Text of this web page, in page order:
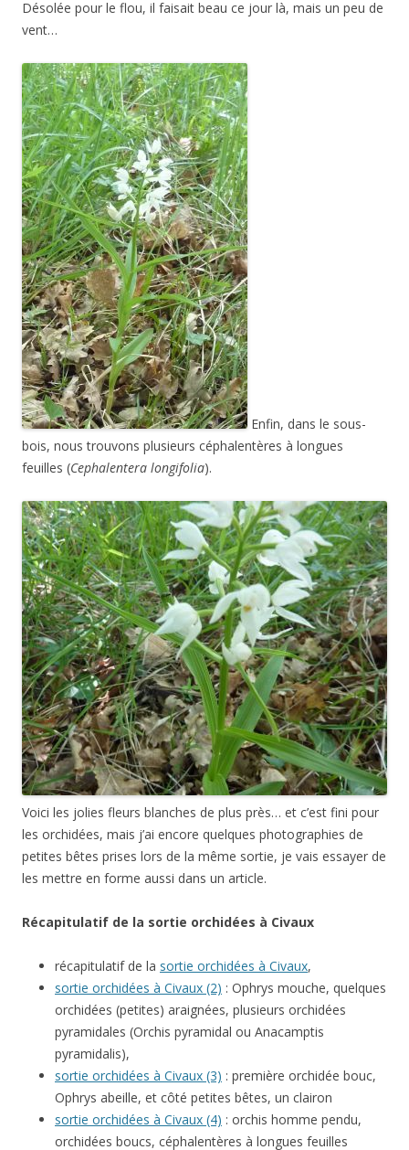
Désolée pour le flou, il faisait beau ce jour là, mais un peu de
vent…
Enfin, dans le sous-
bois, nous trouvons plusieurs céphalentères à longues
feuilles (Cephalentera longifolia).
Voici les jolies fleurs blanches de plus près… et c’est fini pour
les orchidées, mais j’ai encore quelques photographies de
petites bêtes prises lors de la même sortie, je vais essayer de
les mettre en forme aussi dans un article.
Récapitulatif de la sortie orchidées à Civaux
récapitulatif de la sortie orchidées à Civaux,
sortie orchidées à Civaux (2) : Ophrys mouche, quelques
orchidées (petites) araignées, plusieurs orchidées
pyramidales (Orchis pyramidal ou Anacamptis
pyramidalis),
sortie orchidées à Civaux (3) : première orchidée bouc,
Ophrys abeille, et côté petites bêtes, un clairon
sortie orchidées à Civaux (4) : orchis homme pendu,
orchidées boucs, céphalentères à longues feuilles